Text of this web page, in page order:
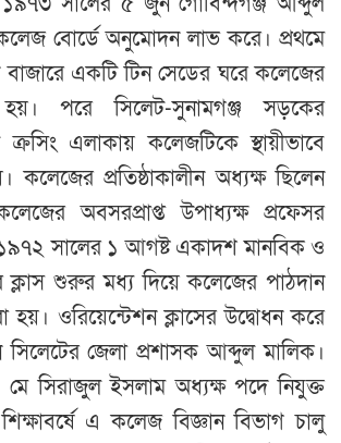
বোর্ডে অনুমোদন লাভ করে। প্রথমে
বাজারে একটি টিন সেডের ঘরে কলেজের
পরে সিলেট-সুনামগঞ্জ সড়কের
ক্রসিং এলাকায় কলেজটিকে স্থায়ীভাবে
কলেজের প্রতিষ্ঠাকালীন অধ্যক্ষ ছিলেন
অবসরপ্রাপ্ত উপাধ্যক্ষ প্রফেসর
সালের ১ আগষ্ট একাদশ মানবিক ও
ক্লাস শুরুর মধ্য দিয়ে কলেজের পাঠদান
হয়। ওরিয়েন্টেশন ক্লাসের উদ্বোধন করে
সিলেটের জেলা প্রশাসক আব্দুল মালিক।
সিরাজুল ইসলাম অধ্যক্ষ পদে নিযুক্ত
এ কলেজ বিজ্ঞান বিভাগ চালু